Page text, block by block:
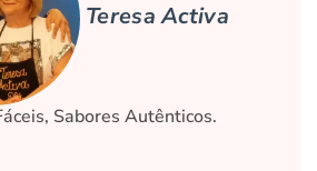
Teresa Activa
Sabores Autênticos.